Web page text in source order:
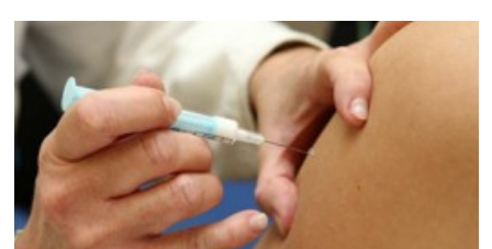
<h5>
<i>Miercurea
</i>
</h5>
Proiectul
de
dezvoltare
a
mobilităţii
urbane,